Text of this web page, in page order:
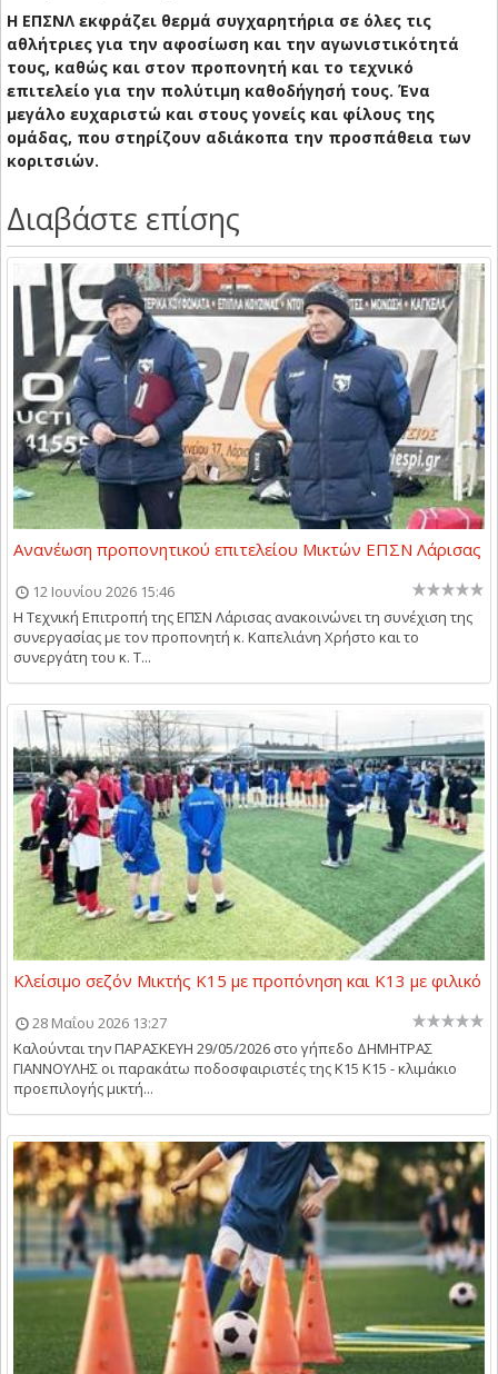
Η ΕΠΣΝΛ εκφράζει θερμά συγχαρητήρια σε όλες τις
αθλήτριες για την αφοσίωση και την αγωνιστικότητά
τους, καθώς και στον προπονητή και το τεχνικό
επιτελείο για την πολύτιμη καθοδήγησή τους. Ένα
μεγάλο ευχαριστώ και στους γονείς και φίλους της
ομάδας, που στηρίζουν αδιάκοπα την προσπάθεια των
κοριτσιών.
Διαβάστε επίσης
Ανανέωση προπονητικού επιτελείου Μικτών ΕΠΣΝ Λάρισας
12 Ιουνίου 2026 15:46
Η Τεχνική Επιτροπή της ΕΠΣΝ Λάρισας ανακοινώνει τη συνέχιση της
συνεργασίας με τον προπονητή κ. Καπελιάνη Χρήστο και το
συνεργάτη του κ. Τ...
Κλείσιμο σεζόν Μικτής Κ15 με προπόνηση και Κ13 με φιλικό
28 Μαΐου 2026 13:27
Καλούνται την ΠΑΡΑΣΚΕΥΗ 29/05/2026 στο γήπεδο ΔΗΜΗΤΡΑΣ
ΓΙΑΝΝΟΥΛΗΣ οι παρακάτω ποδοσφαιριστές της Κ15 Κ15 - κλιμάκιο
προεπιλογής μικτή...